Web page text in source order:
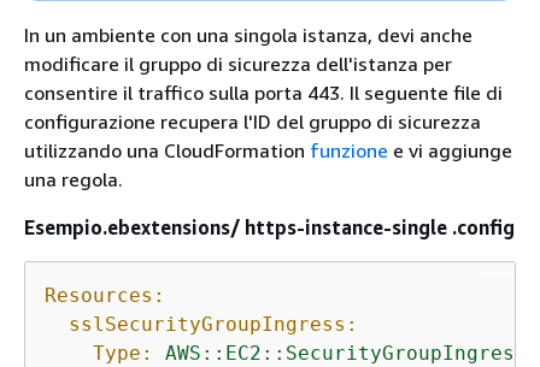
In un ambiente con una singola istanza, devi anche
modificare il gruppo di sicurezza dell'istanza per
consentire il traffico sulla porta 443. Il seguente file di
configurazione recupera l'ID del gruppo di sicurezza
utilizzando una CloudFormation funzione e vi aggiunge
una regola.
Esempio.ebextensions/ https-instance-single .config
Resources:
sslSecurityGroupIngress:
Type:
AWS::EC2::SecurityGroupIngress